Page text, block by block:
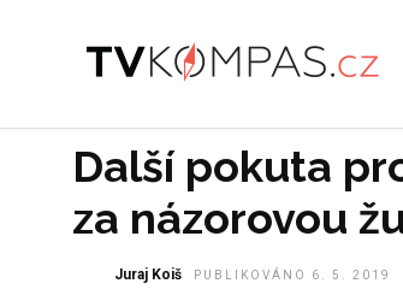
Další pokuta
za názorovou
Juraj Koiš PUBLIKOVÁNO 6. 5. 2019